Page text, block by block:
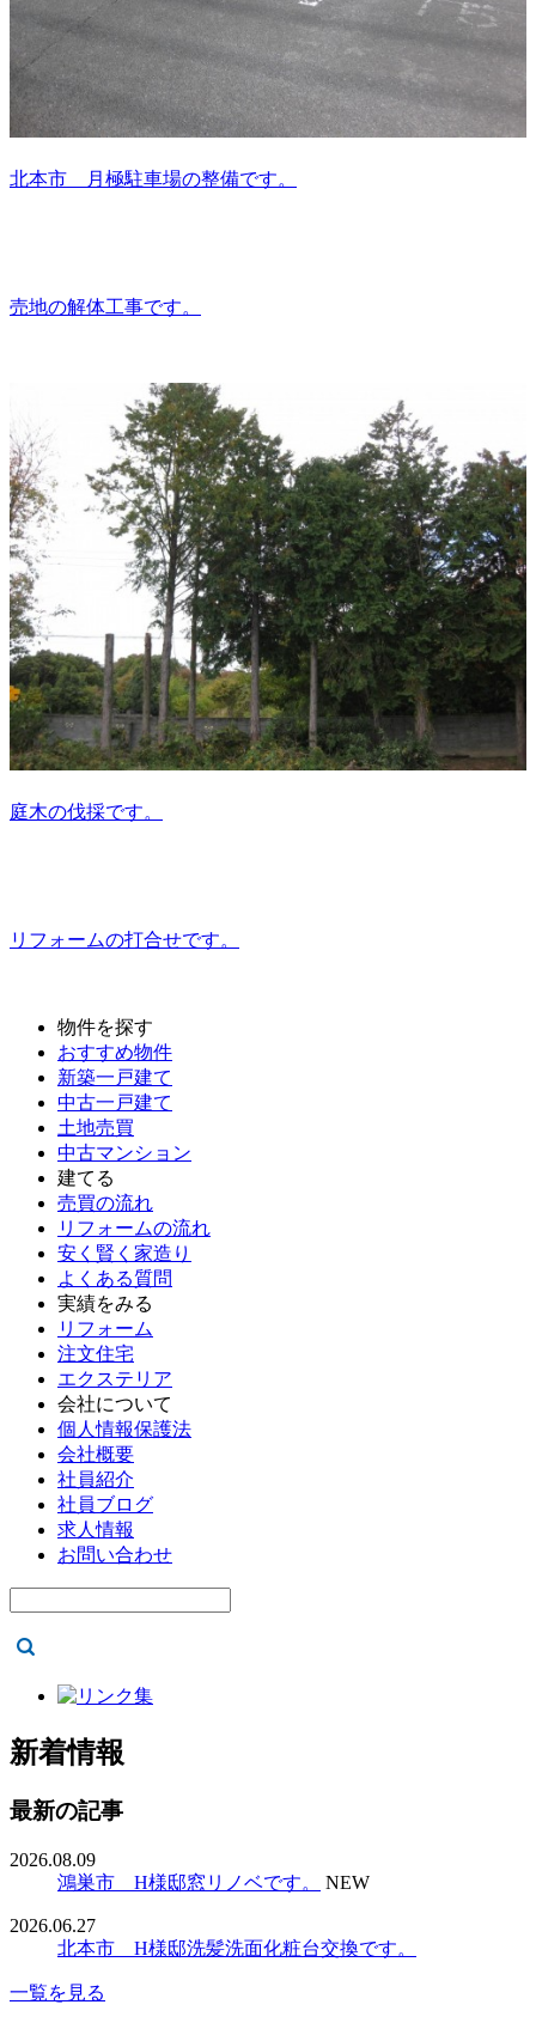
北本市 月極駐車場の整備です。
売地の解体工事です。
庭木の伐採です。
リフォームの打合せです。
物件を探す
おすすめ物件
新築一戸建て
中古一戸建て
土地売買
中古マンション
建てる
売買の流れ
リフォームの流れ
安く賢く家造り
よくある質問
実績をみる
リフォーム
注文住宅
エクステリア
会社について
個人情報保護法
会社概要
社員紹介
社員ブログ
求人情報
お問い合わせ
新着情報
最新の記事
2026.08.09
鴻巣市 H様邸窓リノベです。
NEW
2026.06.27
北本市 H様邸洗髪洗面化粧台交換です。
一覧を見る